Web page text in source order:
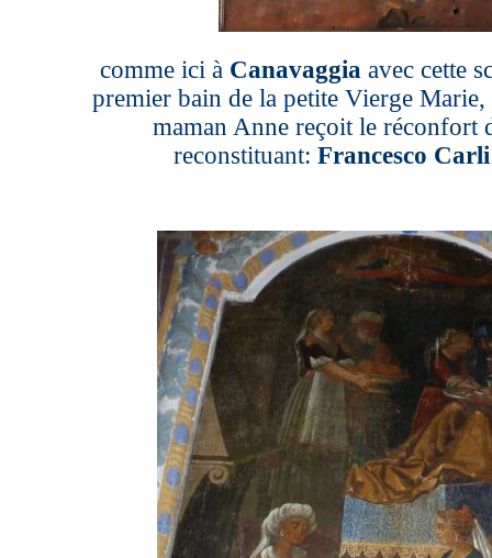
comme ici à Canavaggia avec cette
premier bain de la petite Vierge
maman Anne reçoit le réconfort
reconstituant: Francesco Carli